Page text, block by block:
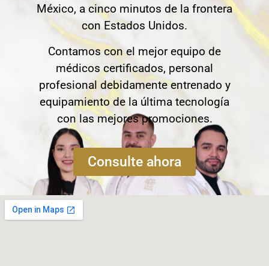
México, a cinco minutos de la frontera
con Estados Unidos.
Contamos con el mejor equipo de
médicos certificados, personal
profesional debidamente entrenado y
equipamiento de la última tecnología
con las mejores promociones.
Consulte ahora